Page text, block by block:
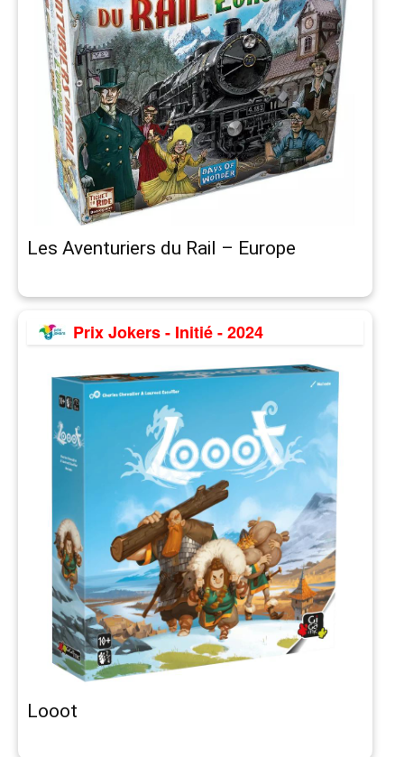
Les Aventuriers du Rail – Europe
Prix Jokers - Initié - 2024
Looot